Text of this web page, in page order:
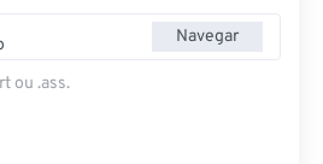
Navegar
ou .ass.